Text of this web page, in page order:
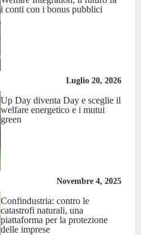
i conti con i bonus pubblici
Luglio 20, 2026
Up Day diventa Day e sceglie il
welfare energetico e i mutui
green
Novembre 4, 2025
Confindustria: contro le
catastrofi naturali, una
piattaforma per la protezione
delle imprese